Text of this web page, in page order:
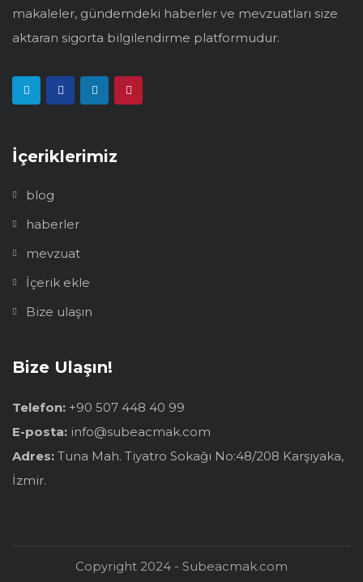
makaleler, gündemdeki haberler ve mevzuatları size
aktaran sigorta bilgilendirme platformudur.
İçeriklerimiz
blog
haberler
mevzuat
İçerik ekle
Bize ulaşın
Bize Ulaşın!
Telefon: +90 507 448 40 99
E-posta: info@subeacmak.com
Adres: Tuna Mah. Tiyatro Sokağı No:48/208 Karşıyaka,
İzmir.
Copyright 2024 - Subeacmak.com